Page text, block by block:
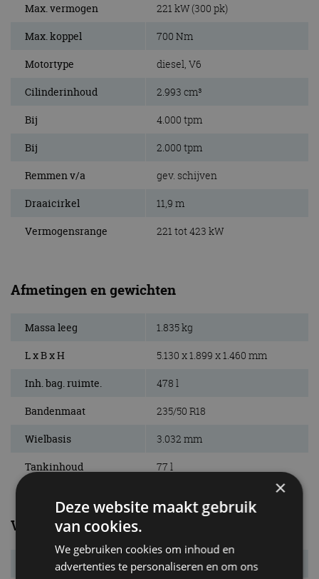
Max. vermogen 221 kW (300 pk)
Max. koppel 700 Nm
Motortype diesel, V6
Cilinderinhoud 2.993 cm³
Bij 4.000 tpm
Bij 2.000 tpm
Remmen v/a gev. schijven
Draaicirkel 11,9 m
Vermogensrange 221 tot 423 kW
Afmetingen en gewichten
Massa leeg 1.835 kg
L x B x H 5.130 x 1.899 x 1.460 mm
Inh. bag. ruimte. 478 l
Bandenmaat 235/50 R18
Wielbasis 3.032 mm
Tankinhoud 77 l
Verbruik
Verbr. gecomb. 5,7 l/100km
×
Deze website maakt gebruik
van cookies.
We gebruiken cookies om inhoud en
advertenties te personaliseren en om ons